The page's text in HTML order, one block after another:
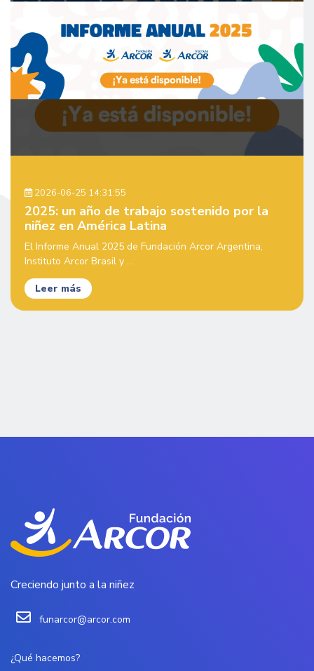
2026-06-25 14:31:55
2025: un año de trabajo sostenido por la
niñez en América Latina
El Informe Anual 2025 de Fundación Arcor Argentina,
Instituto Arcor Brasil y ...
Leer más
Creciendo junto a la niñez
funarcor@arcor.com
¿Qué hacemos?